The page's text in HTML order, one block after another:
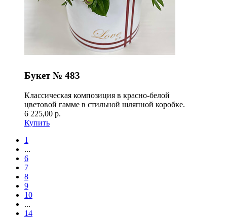
Букет № 483
Классическая композиция в красно-белой
цветовой гамме в стильной шляпной коробке.
6 225,00 р.
Купить
1
...
6
7
8
9
10
...
14